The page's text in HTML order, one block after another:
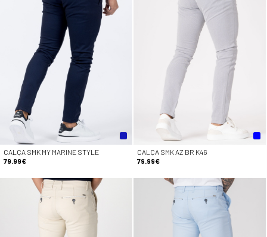
CALÇA SMK MY MARINE STYLE
79.99€
CALÇA SMK AZ BR K46
79.99€